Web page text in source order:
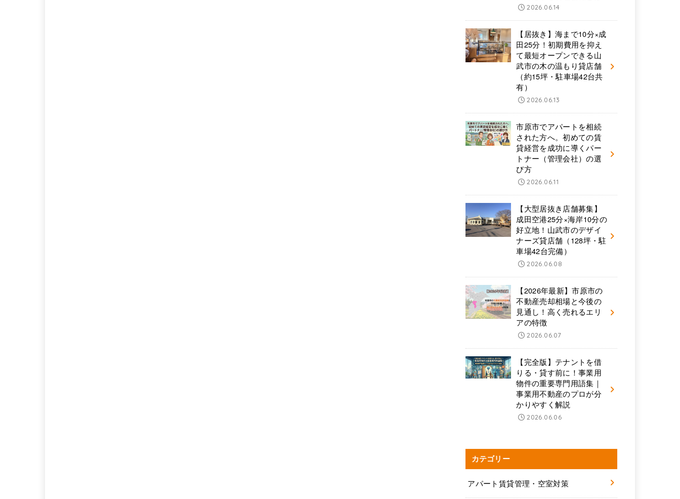
2026.06.14
【居抜き】海まで10分×成
田25分！初期費用を抑え
て最短オープンできる山
武市の木の温もり貸店舗
（約15坪・駐車場42台共
有）
2026.06.13
市原市でアパートを相続
された方へ。初めての賃
貸経営を成功に導くパー
トナー（管理会社）の選
び方
2026.06.11
【大型居抜き店舗募集】
成田空港25分×海岸10分の
好立地！山武市のデザイ
ナーズ貸店舗（128坪・駐
車場42台完備）
2026.06.08
【2026年最新】市原市の
不動産売却相場と今後の
見通し！高く売れるエリ
アの特徴
2026.06.07
【完全版】テナントを借
りる・貸す前に！事業用
物件の重要専門用語集｜
事業用不動産のプロが分
かりやすく解説
2026.06.06
カテゴリー
アパート賃貸管理・空室対策